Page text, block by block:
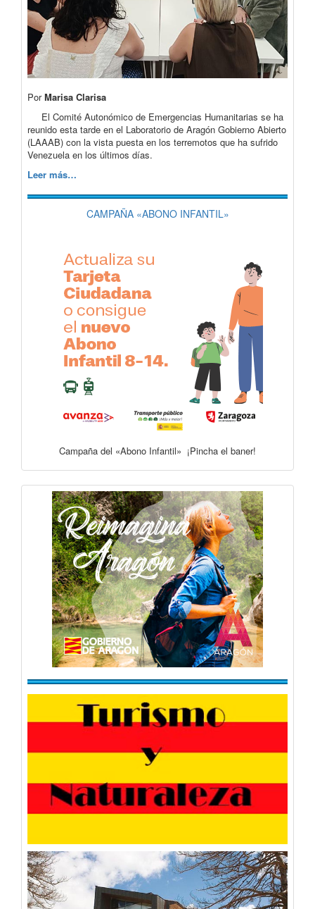
PorMarisa Clarisa
El Comité Autonómico de Emergencias Humanitarias se ha
reunido esta tarde en el Laboratorio de Aragón Gobierno Abierto
(LAAAB) con la vista puesta en los terremotos que ha sufrido
Venezuela en los últimos días.
Leer más…
CAMPAÑA «ABONO INFANTIL»
Campaña del «Abono Infantil» ¡Pincha el baner!